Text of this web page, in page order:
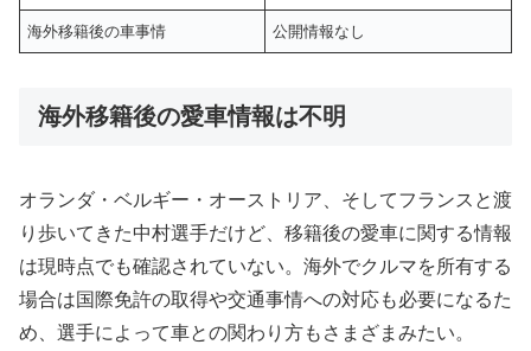
海外移籍後の車事情 公開情報なし
海外移籍後の愛車情報は不明
オランダ・ベルギー・オーストリア、そしてフランスと渡
り歩いてきた中村選手だけど、移籍後の愛車に関する情報
は現時点でも確認されていない。海外でクルマを所有する
場合は国際免許の取得や交通事情への対応も必要になるた
め、選手によって車との関わり方もさまざまみたい。